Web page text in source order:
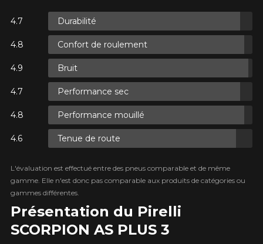
Présentation du Pirelli
SCORPION AS PLUS 3
Durabilité
Confort de roulement
Bruit
Performance sec
Performance mouillé
Tenue de route
L'évaluation est effectué entre des pneus comparable et de même
gamme. Elle n'est donc pas comparable aux produits de catégories ou
gammes différentes.